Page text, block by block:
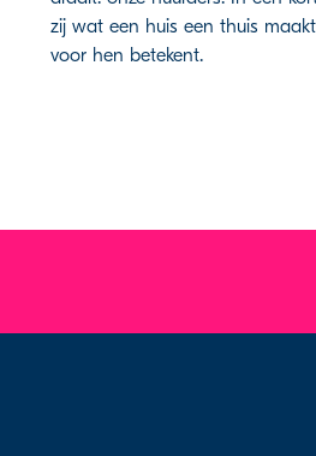
zij wat een huis een thuis
voor hen betekent.